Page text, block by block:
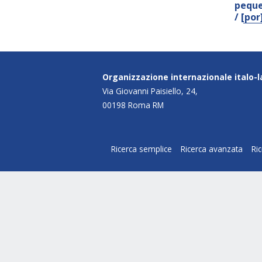
/
Organizzazione internazionale italo-
Via Giovanni Paisiello, 24,
00198 Roma RM
Ricerca semplice Ricerca avanzata